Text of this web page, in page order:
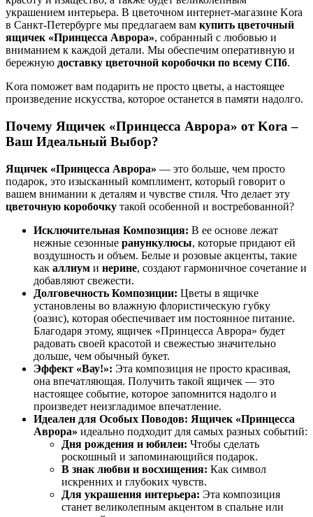
украшением интерьера. В цветочном интернет-магазине Kora
в Санкт-Петербурге мы предлагаем вам купить цветочный
ящичек «Принцесса Аврора», собранный с любовью и
вниманием к каждой детали. Мы обеспечим оперативную и
бережную доставку цветочной коробочки по всему СПб.
Kora поможет вам подарить не просто цветы, а настоящее
произведение искусства, которое останется в памяти надолго.
Почему Ящичек «Принцесса Аврора» от Kora –
Ваш Идеальный Выбор?
Ящичек «Принцесса Аврора» — это больше, чем просто
подарок, это изысканный комплимент, который говорит о
вашем внимании к деталям и чувстве стиля. Что делает эту
цветочную коробочку такой особенной и востребованной?
Исключительная Композиция: В ее основе лежат
нежные сезонные ранункулюсы, которые придают ей
воздушность и объем. Белые и розовые акценты, такие
как аллиум и нерине, создают гармоничное сочетание и
добавляют свежести.
Долговечность Композиции: Цветы в ящичке
установлены во влажную флористическую губку
(оазис), которая обеспечивает им постоянное питание.
Благодаря этому, ящичек «Принцесса Аврора» будет
радовать своей красотой и свежестью значительно
дольше, чем обычный букет.
Эффект «Вау!»: Эта композиция не просто красивая,
она впечатляющая. Получить такой ящичек — это
настоящее событие, которое запомнится надолго и
произведет неизгладимое впечатление.
Идеален для Особых Поводов: Ящичек «Принцесса
Аврора» идеально подходит для самых разных событий:
Дня рождения и юбилеи: Чтобы сделать
роскошный и запоминающийся подарок.
В знак любви и восхищения: Как символ
искренних и глубоких чувств.
Для украшения интерьера: Эта композиция
станет великолепным акцентом в спальне или